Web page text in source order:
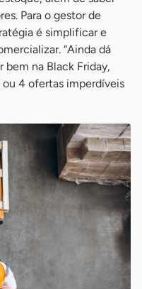
Para o gestor de
é simplificar e
“Ainda dá
bem na Black Friday,
4 ofertas imperdíveis